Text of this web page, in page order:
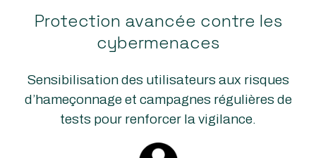
Protection avancée contre les
cybermenaces
Sensibilisation des utilisateurs aux risques
d’hameçonnage et campagnes régulières de
tests pour renforcer la vigilance.